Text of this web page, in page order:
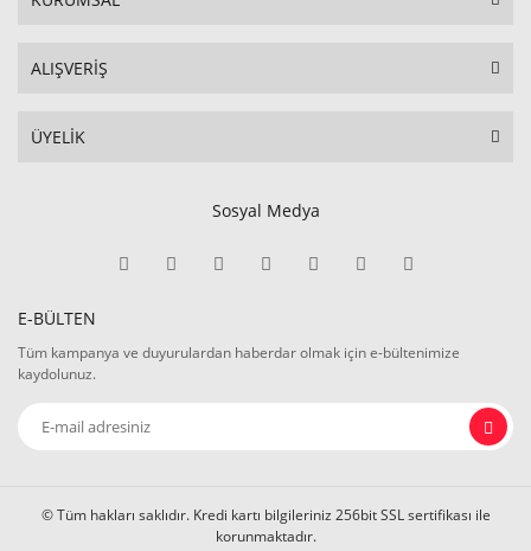
ALIŞVERİŞ
ÜYELİK
Sosyal Medya
E-BÜLTEN
Tüm kampanya ve duyurulardan haberdar olmak için e-bültenimize
kaydolunuz.
© Tüm hakları saklıdır. Kredi kartı bilgileriniz 256bit SSL sertifikası ile
korunmaktadır.